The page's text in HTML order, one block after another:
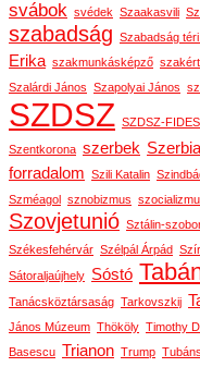
svábok svédek Szaakasvili
szabadság Szabadság
Erika szakmunkásképző
Szalárdi János Szapolyai János
SZDSZ SZDSZ-
Szentkorona szerbek Szerbia
forradalom Szili Katalin
Szméagol sznobizmus
Szovjetunió Sztálin-
Székesfehérvár Szélpál Árpád
Sátoraljaújhely Sóstó
Tanácsköztársaság Tarkovszkij
János Múzeum Thököly Timothy
Basescu Trianon Trump